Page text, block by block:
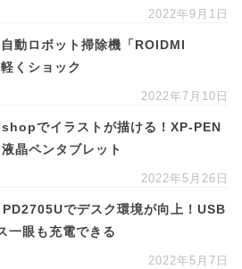
2022年9月1日
動ロボット掃除機「ROIDMI
くショック
2022年7月10日
でイラストが描ける！XP-PEN
晶ペンタブレット
2022年5月26日
PD2705Uでデスク環境が向上！USB
一眼も充電できる
2022年5月7日